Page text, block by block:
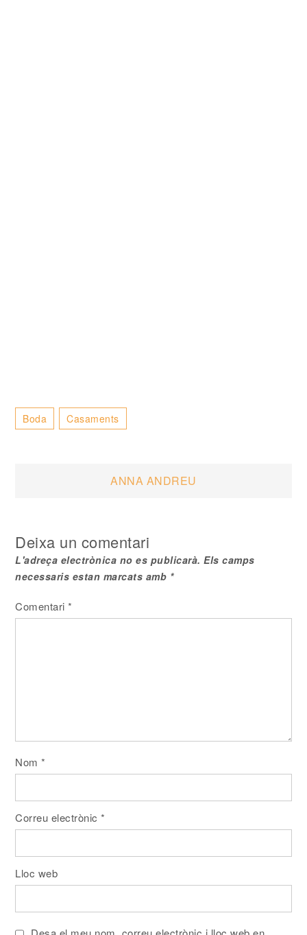
Boda Casaments
Navegació
ANNA ANDREU
Deixa un comentari
L'adreça electrònica no es publicarà. Els camps
necessaris estan marcats amb *
Comentari*
Nom*
Correu electrònic*
Lloc web